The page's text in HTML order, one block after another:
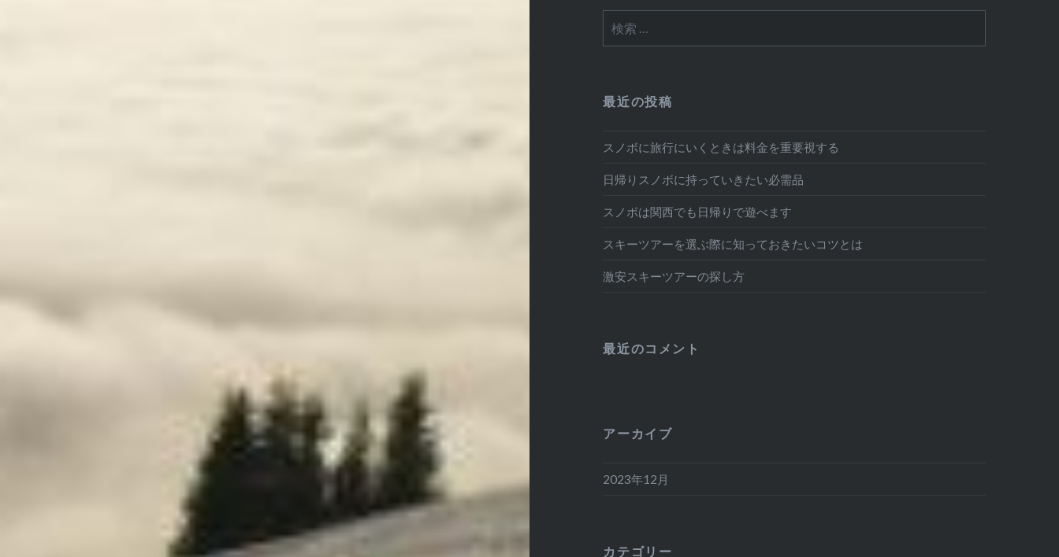
検
索:
最近の投稿
スノボに旅行にいくときは料金を重要視する
日帰りスノボに持っていきたい必需品
スノボは関西でも日帰りで遊べます
スキーツアーを選ぶ際に知っておきたいコツとは
激安スキーツアーの探し方
最近のコメント
アーカイブ
2023年12月
カテゴリー